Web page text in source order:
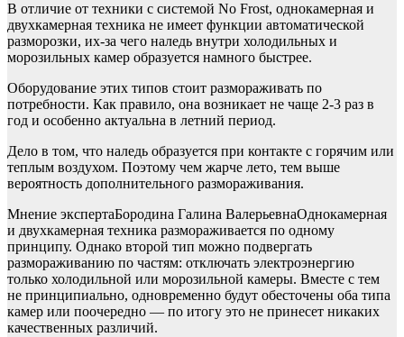
В отличие от техники с системой No Frost, однокамерная и
двухкамерная техника не имеет функции автоматической
разморозки, их-за чего наледь внутри холодильных и
морозильных камер образуется намного быстрее.
Оборудование этих типов стоит размораживать по
потребности. Как правило, она возникает не чаще 2-3 раз в
год и особенно актуальна в летний период.
Дело в том, что наледь образуется при контакте с горячим или
теплым воздухом. Поэтому чем жарче лето, тем выше
вероятность дополнительного размораживания.
Мнение экспертаБородина Галина ВалерьевнаОднокамерная
и двухкамерная техника размораживается по одному
принципу. Однако второй тип можно подвергать
размораживанию по частям: отключать электроэнергию
только холодильной или морозильной камеры. Вместе с тем
не принципиально, одновременно будут обесточены оба типа
камер или поочередно — по итогу это не принесет никаких
качественных различий.